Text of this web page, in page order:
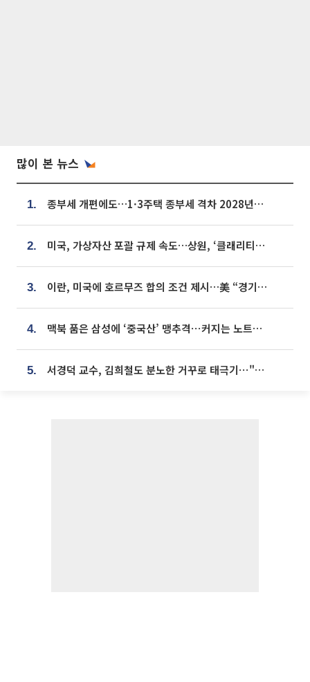
많이 본 뉴스
1. 종부세 개편에도…1·3주택 종부세 격차 2028년부터 확대
2. 미국, 가상자산 포괄 규제 속도…상원, ‘클래리티법’ 9월 절차투표 추진
3. 이란, 미국에 호르무즈 합의 조건 제시…美 “경기 아직 안 끝나” [종합]
4. 맥북 품은 삼성에 ‘중국산’ 맹추격⋯커지는 노트북 OLED 시장
5. 서경덕 교수, 김희철도 분노한 거꾸로 태극기⋯"엉터리는 아냐, 아쉬울 뿐"